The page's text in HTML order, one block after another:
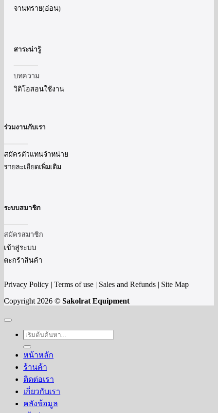
จานทราย(อ่อน)
สาระน่ารู้
บทความ
วิดิโอสอนใช้งาน
ร่วมงานกับเรา
สมัครตัวแทนจำหน่าย
รายละเอียดเพิ่มเติม
ระบบสมาชิก
สมัครสมาชิก
เข้าสู่ระบบ
ตะกร้าสินค้า
Privacy Policy | Terms of use | Sales and Refunds | Site Map
Copyright 2026 © Sakolrat Equipment
ค้นหา:
หน้าหลัก
ร้านค้า
ติดต่อเรา
เกี่ยวกับเรา
คลังข้อมูล